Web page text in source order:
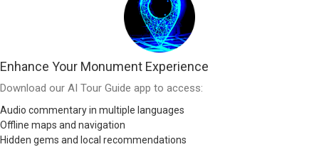
Enhance Your Monument Experience
Download our AI Tour Guide app to access:
Audio commentary in multiple languages
Offline maps and navigation
Hidden gems and local recommendations